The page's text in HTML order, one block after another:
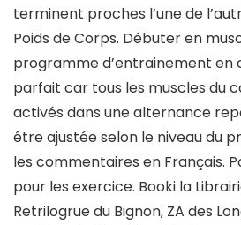
terminent proches l’une de
Poids de Corps. Débuter en
programme d’entrainement en
parfait car tous les muscles du
activés dans une alternance
être ajustée selon le niveau du
les commentaires en Français.
pour les exercice. Booki la
Retrilogrue du Bignon, ZA des